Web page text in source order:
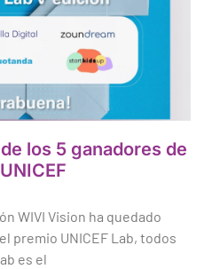
los 5 ganadores de
WIVI Vision ha quedado
premio UNICEF Lab, todos
es el